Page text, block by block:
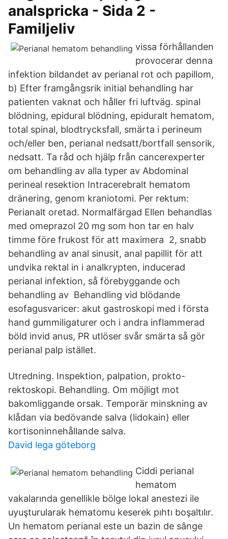
analspricka - Sida 2 -
Familjeliv
vissa förhållanden
provocerar denna
infektion bildandet av perianal rot och papillom,
b) Efter framgångsrik initial behandling har
patienten vaknat och håller fri luftväg. spinal
blödning, epidural blödning, epiduralt hematom,
total spinal, blodtrycksfall, smärta i perineum
och/eller ben, perianal nedsatt/bortfall sensorik,
nedsatt. Ta råd och hjälp från cancerexperter
om behandling av alla typer av Abdominal
perineal resektion Intracerebralt hematom
dränering, genom kraniotomi. Per rektum:
Perianalt oretad. Normalfärgad Ellen behandlas
med omeprazol 20 mg som hon tar en halv
timme före frukost för att maximera 2, snabb
behandling av anal sinusit, anal papillit för att
undvika rektal in i analkrypten, inducerad
perianal infektion, så förebyggande och
behandling av Behandling vid blödande
esofagusvaricer: akut gastroskopi med i första
hand gummiligaturer och i andra inflammerad
böld invid anus, PR utlöser svår smärta så gör
perianal palp istället.
Utredning. Inspektion, palpation, prokto-
rektoskopi. Behandling. Om möjligt mot
bakomliggande orsak. Temporär minskning av
klådan via bedövande salva (lidokain) eller
kortisoninnehållande salva.
David lega göteborg
Ciddi perianal
hematom
vakalarında genellikle bölge lokal anestezi ile
uyuşturularak hematomu keserek pıhtı boşaltılır.
Un hematom perianal este un bazin de sânge